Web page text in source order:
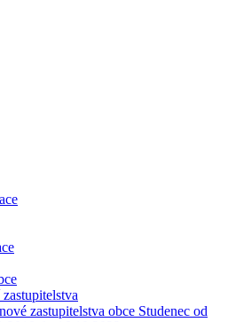
zastupitelstva obce Studenec od